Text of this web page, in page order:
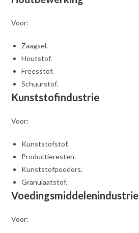
Voor:
Zaagsel.
Houtstof.
Freesstof.
Schuurstof.
Kunststofindustrie
Voor:
Kunststofstof.
Productieresten.
Kunststofpoeders.
Granulaatstof.
Voedingsmiddelenindustrie
Voor: